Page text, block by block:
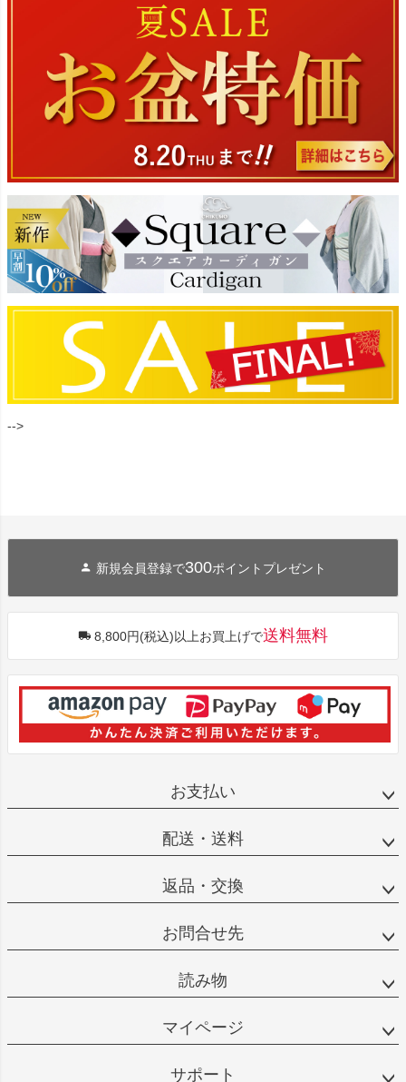
-->
新規会員登録で300ポイントプレゼント
8,800円(税込)以上お買上げで送料無料
お支払い
配送・送料
返品・交換
お問合せ先
読み物
マイページ
サポート